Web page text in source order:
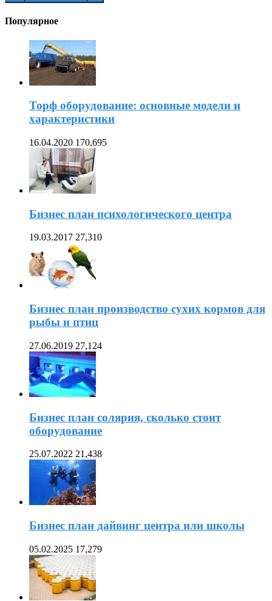
Популярное
Торф оборудование: основные модели и
характеристики
16.04.2020 170,695
Бизнес план психологического центра
19.03.2017 27,310
Бизнес план производство сухих кормов для
рыбы и птиц
27.06.2019 27,124
Бизнес план солярия, сколько стоит
оборудование
25.07.2022 21,438
Бизнес план дайвинг центра или школы
05.02.2025 17,279